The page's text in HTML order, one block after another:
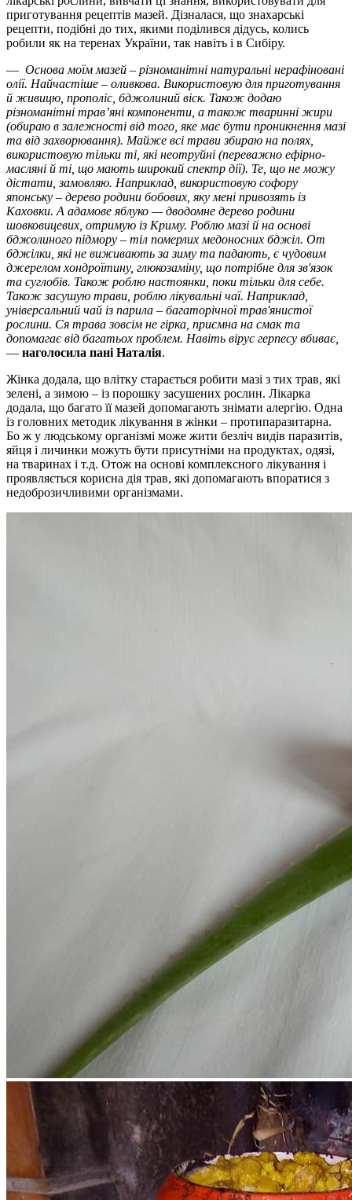
приготування рецептів мазей. Дізналася, що знахарські
рецепти, подібні до тих, якими поділився дідусь, колись
робили як на теренах України, так навіть і в Сибіру.
— Основа моїм мазей – різноманітні натуральні нерафіновані
олії. Найчастіше – оливкова. Використовую для приготування
й живицю, прополіс, бджолиний віск. Також додаю
різноманітні трав’яні компоненти, а також тваринні жири
(обираю в залежності від того, яке має бути проникнення мазі
та від захворювання). Майже всі трави збираю на полях,
використовую тільки ті, які неотруйні (переважно ефірно-
масляні й ті, що мають широкий спектр дії). Те, що не можу
дістати, замовляю. Наприклад, використовую софору
японську – дерево родини бобових, яку мені привозять із
Каховки. А адамове яблуко — дводомне дерево родини
шовковицевих, отримую із Криму. Роблю мазі й на основі
бджолиного підмору – тіл померлих медоносних бджіл. От
бджілки, які не виживають за зиму та падають, є чудовим
джерелом хондроїтину, глюкозаміну, що потрібне для зв'язок
та суглобів. Також роблю настоянки, поки тільки для себе.
Також засушую трави, роблю лікувальні чаї. Наприклад,
універсальний чай із парила – багаторічної трав'янистої
рослини. Ся трава зовсім не гірка, приємна на смак та
допомагає від багатьох проблем. Навіть вірус герпесу вбиває,
— наголосила пані Наталія.
Жінка додала, що влітку старається робити мазі з тих трав, які
зелені, а зимою – із порошку засушених рослин. Лікарка
додала, що багато її мазей допомагають знімати алергію. Одна
із головних методик лікування в жінки – протипаразитарна.
Бо ж у людському організмі може жити безліч видів паразитів,
яйця і личинки можуть бути присутніми на продуктах, одязі,
на тваринах і т.д. Отож на основі комплексного лікування і
проявляється корисна дія трав, які допомагають впоратися з
недоброзичливими організмами.